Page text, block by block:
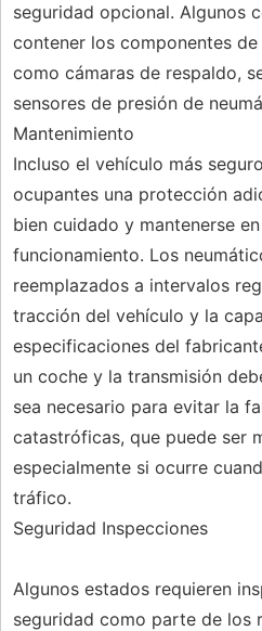
seguridad opcional. Algunos
contener los componentes
como cámaras de respaldo,
sensores de presión de
Mantenimiento
Incluso el vehículo más
ocupantes una protección
bien cuidado y mantenerse
funcionamiento. Los
reemplazados a intervalos
tracción del vehículo y la
especificaciones del
un coche y la transmisión
sea necesario para evitar la
catastróficas, que puede ser
especialmente si ocurre
tráfico.
Seguridad Inspecciones
Algunos estados requieren
seguridad como parte de los